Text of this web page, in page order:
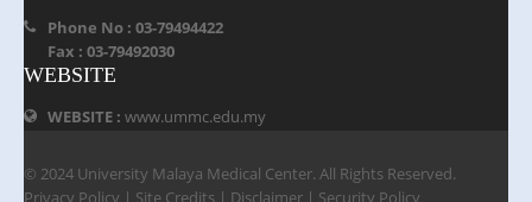
Phone No : 03-79494422
Fax : 03-79492030
WEBSITE
WEBSITE : www.ummc.edu.my
© 2024 University Malaya Medical Center. All Rights Reserved.
Privacy Policy | Site Credits | Disclaimer | Security Policy